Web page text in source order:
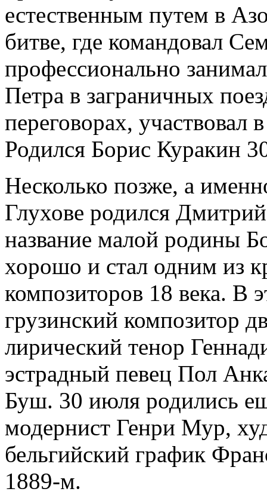
естественным путем в
битве, где командовал
профессионально
Петра в заграничных
переговорах, участвовал
Родился Борис Куракин
Несколько позже, а
Глухове родился
название малой родины
хорошо и стал одним из
композиторов 18 века. В
грузинский композитор
лирический тенор
эстрадный певец Пол
Буш. 30 июля родились
модернист Генри Мур,
бельгийский график
1889-м.